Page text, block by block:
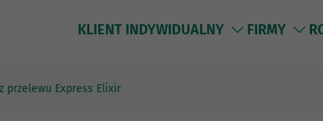
KLIENT INDYWIDUALNY FIRMY
przelewu Express Elixir